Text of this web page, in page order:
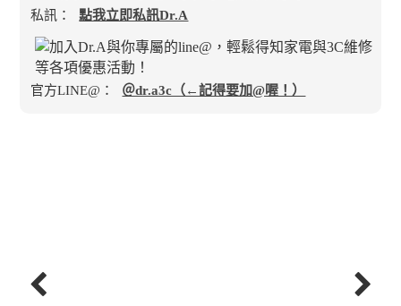
私訊： 點我立即私訊Dr.A
官方LINE@： ＠dr.a3c（←記得要加@喔！）